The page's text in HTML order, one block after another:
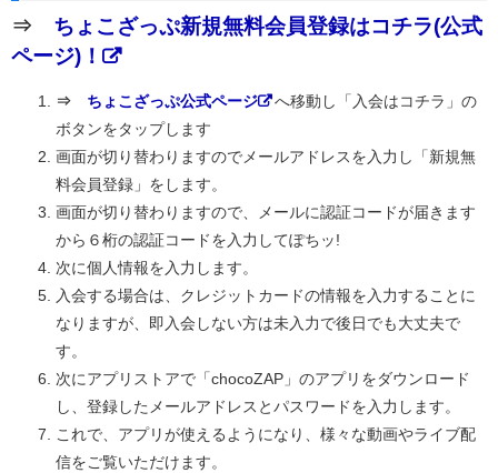
⇒ ちょこざっぷ新規無料会員登録はコチラ(公式
ページ)！
⇒ ちょこざっぷ公式ページ
へ移動し「入会はコチラ」の
ボタンをタップします
画面が切り替わりますのでメールアドレスを入力し「新規無
料会員登録」をします。
画面が切り替わりますので、メールに認証コードが届きます
から６桁の認証コードを入力してぽちッ!
次に個人情報を入力します。
入会する場合は、クレジットカードの情報を入力することに
なりますが、即入会しない方は未入力で後日でも大丈夫で
す。
次にアプリストアで「chocoZAP」のアプリをダウンロード
し、登録したメールアドレスとパスワードを入力します。
これで、アプリが使えるようになり、様々な動画やライブ配
信をご覧いただけます。